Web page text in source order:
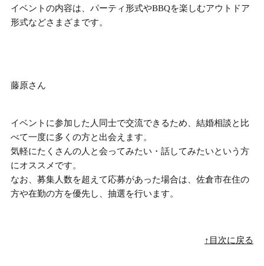
イベントの内容は、パーティ形式やBBQを楽しむアウトドア
形式などさまざまです。
藤原さん
イベントに参加した人同士で交流できるため、結婚相談と比
べて一度に多くの方と出会えます。
気軽にたくさんの人と会ってみたい・話してみたいという方
にオススメ です。
なお、募集人数を超えて応募があった場合は、佐倉市在住の
方や在勤の方を優先し、抽選を行います。
↑目次に戻る